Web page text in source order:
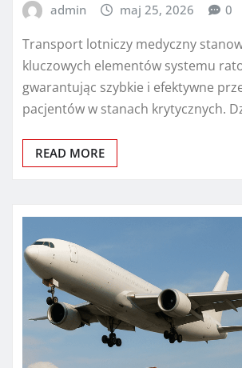
admin maj 25, 2026 0
Transport lotniczy medyczny
kluczowych elementów systemu
gwarantując szybkie i efektywne
pacjentów w stanach krytycznych.
READ MORE